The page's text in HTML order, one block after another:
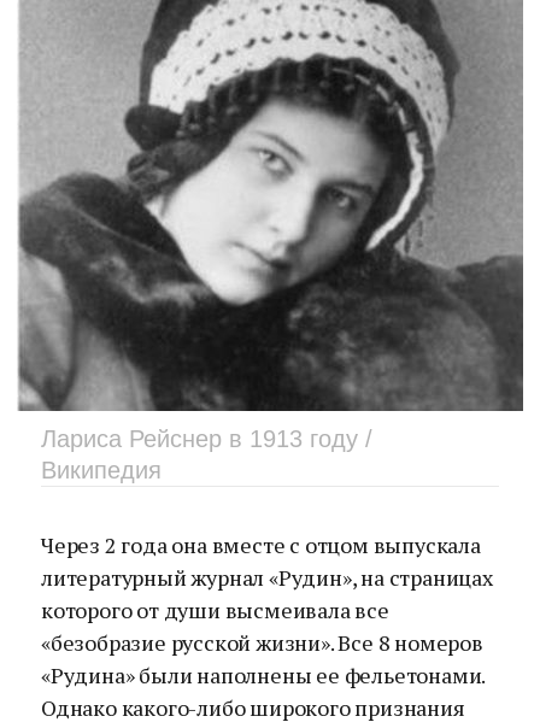
Лариса Рейснер в 1913 году /
Википедия
Через 2 года она вместе с отцом выпускала
литературный журнал «Рудин», на страницах
которого от души высмеивала все
«безобразие русской жизни». Все 8 номеров
«Рудина» были наполнены ее фельетонами.
Однако какого-либо широкого признания